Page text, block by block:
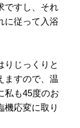
ですし、それ
に従って入浴
りじっくりと
ますので、温
私も45度のお
機応変に取り